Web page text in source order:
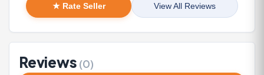
★ Rate Seller View All Reviews
Reviews (0)